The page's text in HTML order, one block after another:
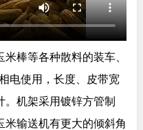
棒等各种散料的装车、
电使用，长度、皮带宽
。机架采用镀锌方管制
米输送机有更大的倾斜角